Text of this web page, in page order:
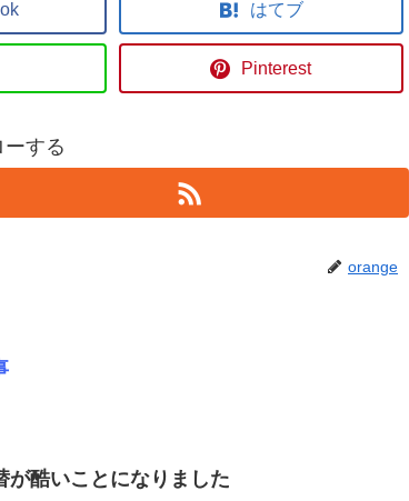
はてブ
Pinterest
する
orange
が酷いことになりました